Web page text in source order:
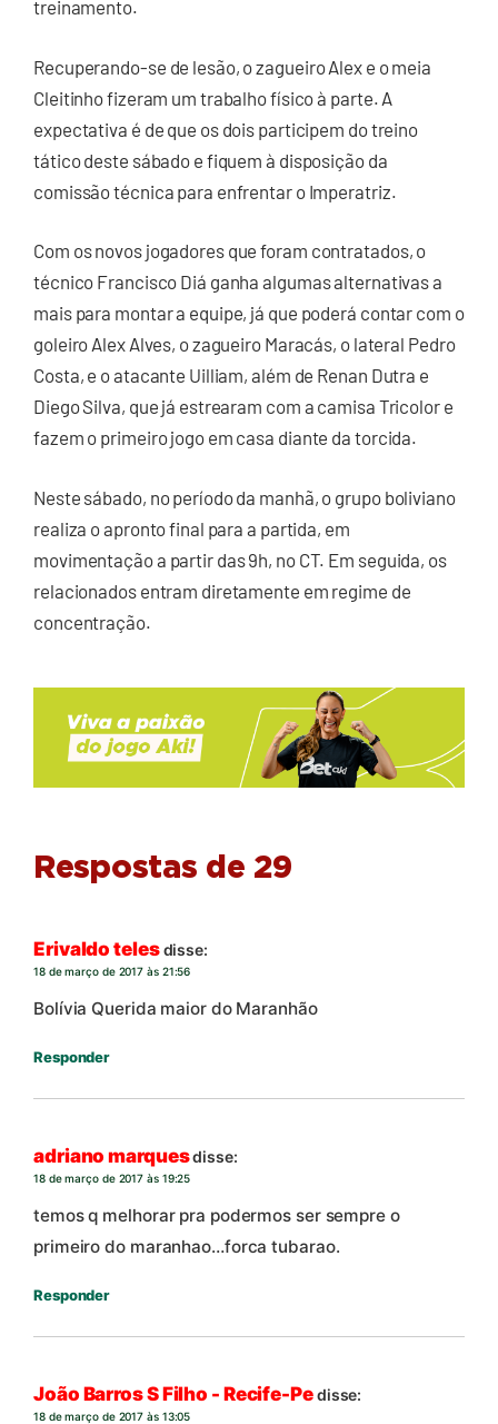
treinamento.
Recuperando-se de lesão, o zagueiro Alex e o meia
Cleitinho fizeram um trabalho físico à parte. A
expectativa é de que os dois participem do treino
tático deste sábado e fiquem à disposição da
comissão técnica para enfrentar o Imperatriz.
Com os novos jogadores que foram contratados, o
técnico Francisco Diá ganha algumas alternativas a
mais para montar a equipe, já que poderá contar com o
goleiro Alex Alves, o zagueiro Maracás, o lateral Pedro
Costa, e o atacante Uilliam, além de Renan Dutra e
Diego Silva, que já estrearam com a camisa Tricolor e
fazem o primeiro jogo em casa diante da torcida.
Neste sábado, no período da manhã, o grupo boliviano
realiza o apronto final para a partida, em
movimentação a partir das 9h, no CT. Em seguida, os
relacionados entram diretamente em regime de
concentração.
Respostas de 29
Erivaldo telesdisse:
18 de março de 2017 às 21:56
Bolívia Querida maior do Maranhão
Responder
adriano marquesdisse:
18 de março de 2017 às 19:25
temos q melhorar pra podermos ser sempre o
primeiro do maranhao…forca tubarao.
Responder
João Barros S Filho - Recife-Pedisse:
18 de março de 2017 às 13:05